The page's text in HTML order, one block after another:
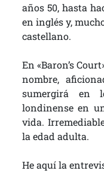
años 50, hasta
en inglés y,
castellano.
En «Baron’s
nombre,
sumergirá en
londinense en
vida.
la edad adulta.
He aquí la